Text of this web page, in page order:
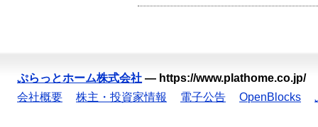
ぷらっとホーム株式会社 — https://www.plathome.co.jp/
会社概要
株主・投資家情報 電子公告 OpenBlocks